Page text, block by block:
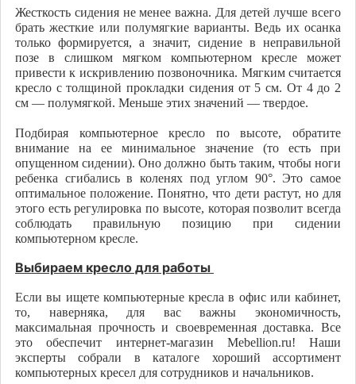
Жесткость сидения не менее важна. Для детей лучше всего
брать жесткие или полумягкие варианты. Ведь их осанка
только формируется, а значит, сидение в неправильной
позе в слишком мягком компьютерном кресле может
привести к искривлению позвоночника. Мягким считается
кресло с толщиной прокладки сидения от 5 см. От 4 до 2
см — полумягкой. Меньше этих значений — твердое.
Подбирая компьютерное кресло по высоте, обратите
внимание на ее минимальное значение (то есть при
опущенном сидении). Оно должно быть таким, чтобы ноги
ребенка сгибались в коленях под углом 90°. Это самое
оптимальное положение. Понятно, что дети растут, но для
этого есть регулировка по высоте, которая позволит всегда
соблюдать правильную позицию при сидении
компьютерном кресле.
Выбираем кресло для работы
Если вы ищете компьютерные кресла в офис или кабинет,
то, наверняка, для вас важны экономичность,
максимальная прочность и своевременная доставка. Все
это обеспечит интернет-магазин Mebellion.ru! Наши
эксперты собрали в каталоге хороший ассортимент
компьютерных кресел для сотрудников и начальников.